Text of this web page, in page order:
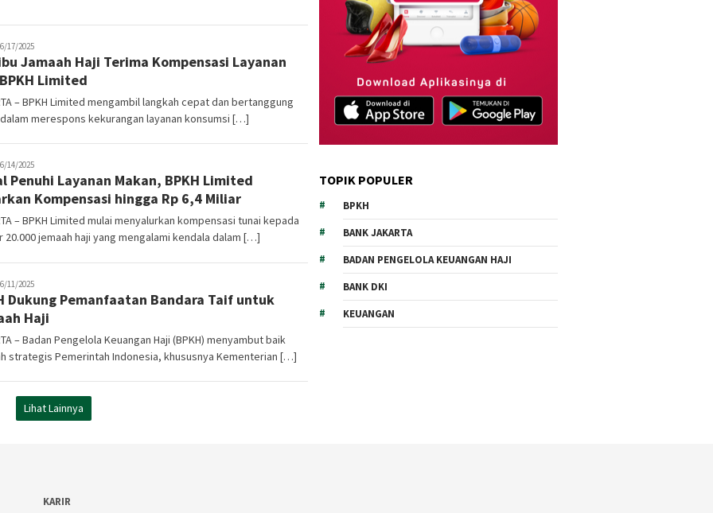
17/2025
Jamaah Haji Terima Kompensasi Layanan
Limited
– BPKH Limited mengambil langkah cepat dan bertanggung
merespons kekurangan layanan konsumsi […]
14/2025
Penuhi Layanan Makan, BPKH Limited
Kompensasi hingga Rp 6,4 Miliar
– BPKH Limited mulai menyalurkan kompensasi tunai kepada
20.000 jemaah haji yang mengalami kendala dalam […]
11/2025
Dukung Pemanfaatan Bandara Taif untuk
Haji
– Badan Pengelola Keuangan Haji (BPKH) menyambut baik
strategis Pemerintah Indonesia, khususnya Kementerian […]
Lihat Lainnya
TOPIK POPULER
BPKH
BANK JAKARTA
BADAN PENGELOLA KEUANGAN HAJI
BANK DKI
KEUANGAN
KARIR